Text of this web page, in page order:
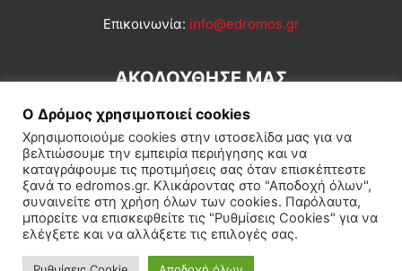
Επικοινωνία: info@edromos.gr
ΑΚΟΛΟΥΘΗΣΕ ΜΑΣ
Εγγραφή συνδρομητή Πολιτική Διεθνή Κοινωνία
Πολιτισμός Αφιερώματα
Ο Δρόμος χρησιμοποιεί cookies
Χρησιμοποιούμε cookies στην ιστοσελίδα μας για να
βελτιώσουμε την εμπειρία περιήγησης και να
καταγράφουμε τις προτιμήσεις σας όταν επισκέπτεστε
ξανά το edromos.gr. Κλικάροντας στο "Αποδοχή όλων",
συναινείτε στη χρήση όλων των cookies. Παρόλαυτα,
μπορείτε να επισκεφθείτε τις "Ρυθμίσεις Cookies" για να
ελέγξετε και να αλλάξετε τις επιλογές σας.